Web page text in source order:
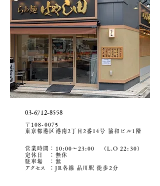
03-6712-8558
〒108-0075
東京都港区港南2丁目2番14号 協和ビル1階
営業時間：10:00〜23:00 （L.O 22:30）
定休日 ：無休
駐車場
​ ：無
アクセ ス ：JR各線 品川駅 徒歩2分